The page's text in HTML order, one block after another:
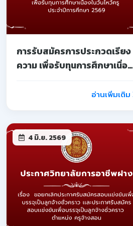
การรับสมัครการประกวดเรียง
ความ เพื่อรับทุนการศึกษาเนื่อง
อ่านเพิ่มเติม
4 มิ.ย. 2569